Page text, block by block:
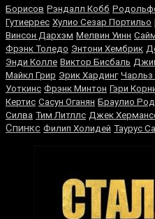
Борисов Рэндалл Кобб
Гутиеррес Хулио Сезар Портильо
Винсон Дархэм Мелвин Уинн
Фрэнк Толедо Энтони Хембрик
Энди Колле Виктор Бисбаль
Майкл Грир Эрик Хардинг Чарльз
Уоткинс Фрэнк Минтон Гэри
Кертис Сасун Оганян Браулио
Силва Тим Литллс Джек
Спинкс Филип Холидей Таурус